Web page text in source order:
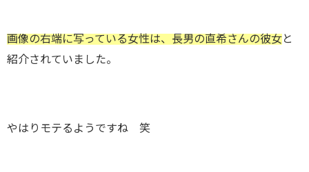
画像の右端に写っている女性は、長男の直希さんの彼女と
紹介されていました。
やはりモテるようですね 笑